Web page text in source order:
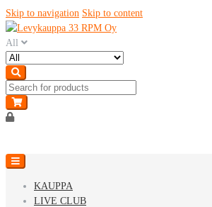
Skip to navigation Skip to content
All
KAUPPA
LIVE CLUB